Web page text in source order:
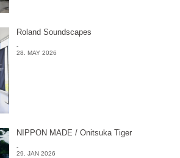
Roland Soundscapes
-
28. MAY 2026
NIPPON MADE / Onitsuka Tiger
-
29. JAN 2026